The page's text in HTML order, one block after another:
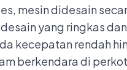
mesin didesain
yang ringkas
kecepatan rendah
berkendara di